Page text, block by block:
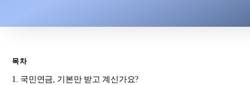
목차
국민연금, 기본만 받고 계신가요?